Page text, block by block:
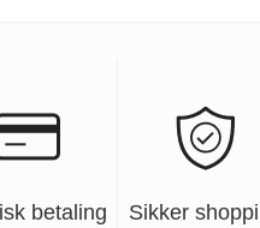
betaling Sikker